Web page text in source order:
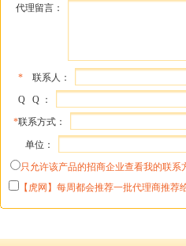
代理留言：
* 联系人：
Q Q ：
*联系方式：
单位：
只允许该产品的招商企业查看我的联系
【虎网】每周都会推荐一批代理商推荐